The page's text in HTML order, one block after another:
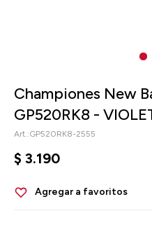
Championes New
GP520RK8 -
GP520RK8-2555
$ 3.190